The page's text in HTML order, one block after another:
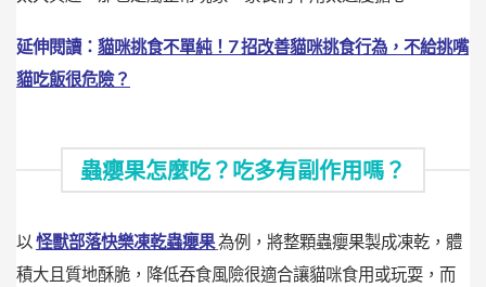
延伸閱讀： 貓咪挑食不單純！7 招改善貓咪挑食行為，不給挑嘴
貓吃飯很危險？
蟲癭果怎麼吃？吃多有副作用嗎？
以 怪獸部落快樂凍乾蟲癭果為例，將整顆蟲癭果製成凍乾，體
積大且質地酥脆，降低吞食風險很適合讓貓咪食用或玩耍，而